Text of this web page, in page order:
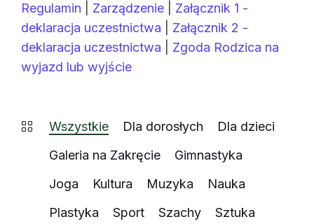
Regulamin
Zarządzenie
Załącznik 1 -
deklaracja uczestnictwa
Załącznik 2 -
deklaracja uczestnictwa
Zgoda Rodzica na
wyjazd lub wyjście
Wszystkie Dla dorosłych
Dla dzieci
Galeria na Zakręcie
Gimnastyka
Joga
Kultura Muzyka
Nauka
Plastyka
Sport Szachy
Sztuka